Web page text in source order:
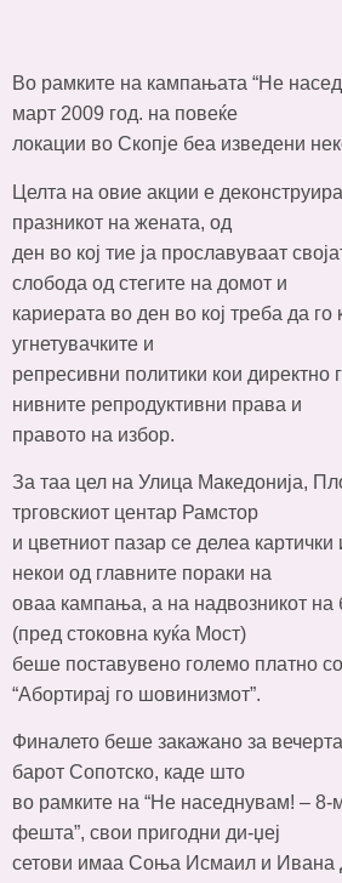
Во рамките на кампањата “Не
март 2009 год. на повеќе
локации во Скопје беа изведени
Целта на овие акции е
празникот на жената, од
ден во кој тие ја прославуваат
слобода од стегите на домот и
кариерата во ден во кој треба да го
угнетувачките и
репресивни политики кои директно
нивните репродуктивни права и
правото на избор.
За таа цел на Улица Македонија,
трговскиот центар Рамстор
и цветниот пазар се делеа
некои од главните пораки на
оваа кампања, а на надвозникот на
(пред стоковна куќа Мост)
беше поставувено големо платно
“Абортирај го шовинизмот”.
Финалето беше закажано за
барот Сопотско, каде што
во рамките на “Не наседнувам! – 8-
фешта”, свои пригодни ди-џеј
сетови имаа Соња Исмаил и Ивана